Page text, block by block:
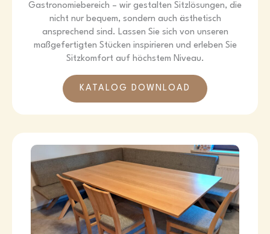
Gastronomiebereich – wir gestalten Sitzlösungen, die
nicht nur bequem, sondern auch ästhetisch
ansprechend sind. Lassen Sie sich von unseren
maßgefertigten Stücken inspirieren und erleben Sie
Sitzkomfort auf höchstem Niveau.
KATALOG DOWNLOAD